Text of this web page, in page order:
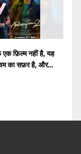
एक फ़िल्म नहीं है, यह
का सफ़र है, और...